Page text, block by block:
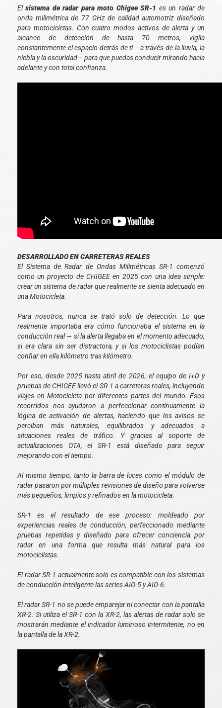
Elsistema de radar para moto Chigee SR-1 es un radar de
onda milimétrica de 77 GHz de calidad automotriz diseñado
para motocicletas. Con cuatro modos activos de alerta y un
alcance de detección de hasta 70 metros, vigila
constantemente el espacio detrás de ti —a través de la lluvia, la
niebla y la oscuridad— para que puedas conducir mirando hacia
adelante y con total confianza.
DESARROLLADO EN CARRETERAS REALES
El Sistema de Radar de Ondas Milimétricas SR-1 comenzó
como un proyecto de CHIGEE en 2025 con una idea simple:
crear un sistema de radar que realmente se sienta adecuado en
una Motocicleta.
Para nosotros, nunca se trató solo de detección. Lo que
realmente importaba era cómo funcionaba el sistema en la
conducción real — si la alerta llegaba en el momento adecuado,
si era clara sin ser distractora, y si los motociclistas podían
confiar en ella kilómetro tras kilómetro.
Por eso, desde 2025 hasta abril de 2026, el equipo de I+D y
pruebas de CHIGEE llevó el SR-1 a carreteras reales, incluyendo
viajes en Motocicleta por diferentes partes del mundo. Esos
recorridos nos ayudaron a perfeccionar continuamente la
lógica de activación de alertas, haciendo que los avisos se
perciban más naturales, equilibrados y adecuados a
situaciones reales de tráfico. Y gracias al soporte de
actualizaciones OTA, el SR-1 está diseñado para seguir
mejorando con el tiempo.
Al mismo tiempo, tanto la barra de luces como el módulo de
radar pasaron por múltiples revisiones de diseño para volverse
más pequeños, limpios y refinados en la motocicleta.
SR-1 es el resultado de ese proceso: moldeado por
experiencias reales de conducción, perfeccionado mediante
pruebas repetidas y diseñado para ofrecer conciencia por
radar en una forma que resulta más natural para los
motociclistas.
El radar SR-1 actualmente solo es compatible con los sistemas
de conducción inteligente las series AIO-5 y AIO-6.
El radar SR-1 no se puede emparejar ni conectar con la pantalla
XR-2. Si utiliza el SR-1 con la XR-2, las alertas de radar solo se
mostrarán mediante el indicador luminoso intermitente, no en
la pantalla de la XR-2.